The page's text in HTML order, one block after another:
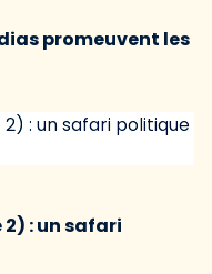
promeuvent les
2) : un safari